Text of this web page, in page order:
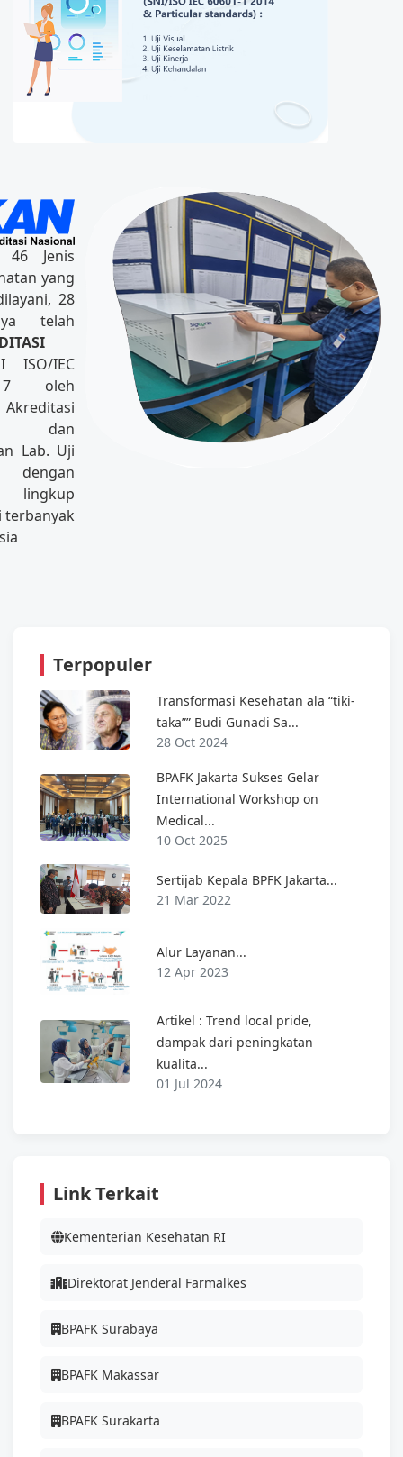
46 Jenis
yang
28
telah
ISO/IEC
oleh
dan
Lab. Uji
dengan
terbanyak
Terpopuler
Transformasi Kesehatan ala “tiki-
taka”” Budi Gunadi Sa...
28 Oct 2024
BPAFK Jakarta Sukses Gelar
International Workshop on
Medical...
10 Oct 2025
Sertijab Kepala BPFK Jakarta...
21 Mar 2022
Alur Layanan...
12 Apr 2023
Artikel : Trend local pride,
dampak dari peningkatan
kualita...
01 Jul 2024
Link Terkait
Kementerian Kesehatan RI
Direktorat Jenderal Farmalkes
BPAFK Surabaya
BPAFK Makassar
BPAFK Surakarta